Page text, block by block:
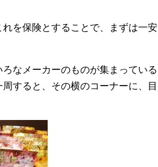
を保険とすることで、まずは一安
なメーカーのものが集まっている
すると、その横のコーナーに、目